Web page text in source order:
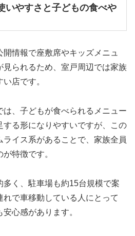
いやすさと子どもの食べや
情報で座敷席やキッズメニュ
見られるため、室戸周辺では家族
店です。
、子どもが食べられるメニュー
する形になりやすいですが、この
ライス系があることで、家族全員
特徴です。
多く、駐車場も約15台規模で案
で車移動している人にとって
心感があります。